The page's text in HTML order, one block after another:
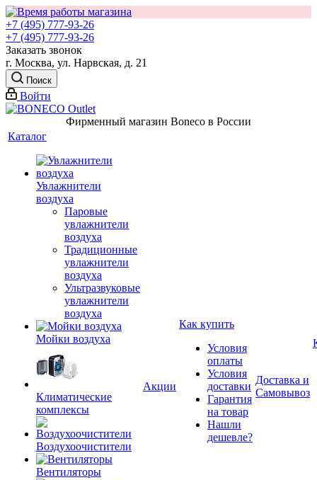
+7 (495) 777-93-26
+7 (495) 777-93-26
Заказать звонок
г. Москва, ул. Нарвская, д. 21
Поиск
Войти
Фирменный магазин Boneco в России
Каталог
Увлажнители
воздуха
Паровые
увлажнители
воздуха
Традиционные
увлажнители
воздуха
Ультразвуковые
увлажнители
воздуха
Мойки воздуха
Климатические
комплексы
Воздухоочистители
Вентиляторы
Акции
Как купить
Условия
оплаты
Условия
доставки
Гарантия
на товар
Нашли
дешевле?
Доставка и
Самовывоз